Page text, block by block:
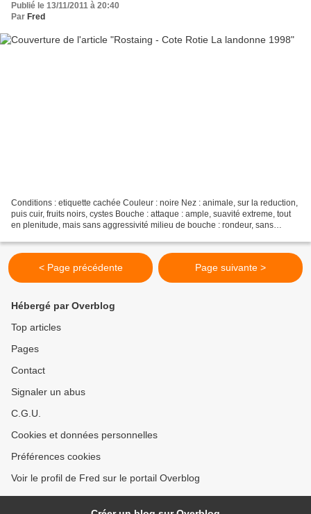
Publié le 13/11/2011 à 20:40
Par Fred
Conditions : etiquette cachée Couleur : noire Nez : animale, sur la reduction,
puis cuir, fruits noirs, cystes Bouche : attaque : ample, suavité extreme, tout
en plenitude, mais sans aggressivité milieu de bouche : rondeur, sans
< Page précédente Page suivante >
Hébergé par Overblog
Top articles
Pages
Contact
Signaler un abus
C.G.U.
Cookies et données personnelles
Préférences cookies
Voir le profil de Fred sur le portail Overblog